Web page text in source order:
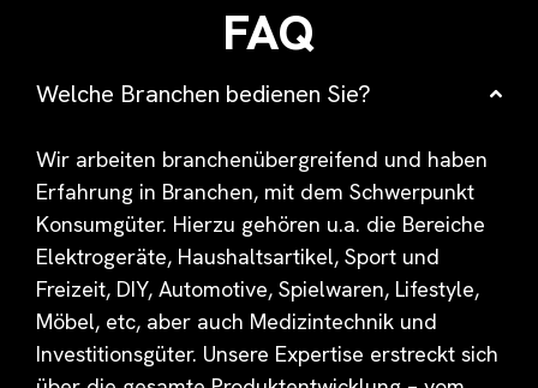
FAQ
Welche Branchen bedienen Sie?
Wir arbeiten branchenübergreifend und haben
Erfahrung in Branchen, mit dem Schwerpunkt
Konsumgüter. Hierzu gehören u.a. die Bereiche
Elektrogeräte, Haushaltsartikel, Sport und
Freizeit, DIY, Automotive, Spielwaren, Lifestyle,
Möbel, etc, aber auch Medizintechnik und
Investitionsgüter. Unsere Expertise erstreckt sich